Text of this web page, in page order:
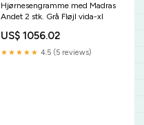
Hjørnesengramme med Madras
Andet 2 stk. Grå Fløjl vida-xl
US$ 1056.02
★★★★★ 4.5 (5 reviews)